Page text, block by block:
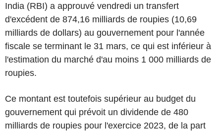
India (RBI) a approuvé vendredi un transfert
d'excédent de 874,16 milliards de roupies (10,69
milliards de dollars) au gouvernement pour l'année
fiscale se terminant le 31 mars, ce qui est inférieur à
l'estimation du marché d'au moins 1 000 milliards de
roupies.
Ce montant est toutefois supérieur au budget du
gouvernement qui prévoit un dividende de 480
milliards de roupies pour l'exercice 2023, de la part